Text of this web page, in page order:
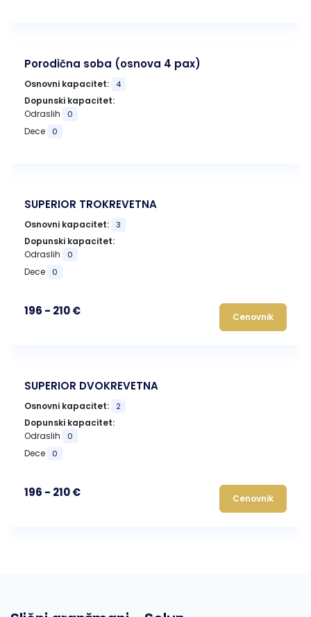
Porodična soba (osnova 4 pax)
Osnovni kapacitet: 4
Dopunski kapacitet:
Odraslih
0
Dece 0
SUPERIOR TROKREVETNA
Osnovni kapacitet: 3
Dopunski kapacitet:
Odraslih
0
Dece 0
196 - 210 € Cenovnik
SUPERIOR DVOKREVETNA
Osnovni kapacitet: 2
Dopunski kapacitet:
Odraslih
0
Dece 0
196 - 210 € Cenovnik